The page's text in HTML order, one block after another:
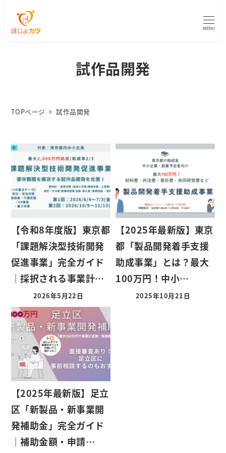
MENU
試作品開発
TOPページ 試作品開発
【令和8年度版】東京都
「課題解決型技術開発
促進事業」完全ガイド
｜採択される事業計…
2026年5月22日
【2025年最新版】東京
都「製品開発着手支援
助成事業」とは？最大
100万円！中小…
2025年10月21日
【2025年最新版】足立
区「新製品・新事業開
発補助金」完全ガイド
｜補助金額・申請…